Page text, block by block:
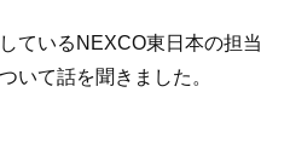
ているNEXCO東日本の担当
いて話を聞きました。